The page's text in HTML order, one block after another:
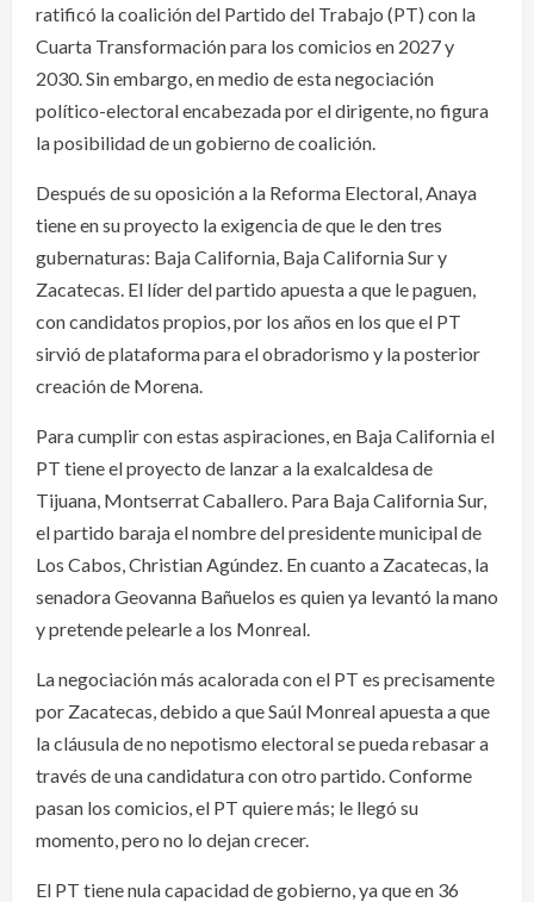
ratificó la coalición del Partido del Trabajo (PT) con la
Cuarta Transformación para los comicios en 2027 y
2030. Sin embargo, en medio de esta negociación
político-electoral encabezada por el dirigente, no figura
la posibilidad de un gobierno de coalición.
Después de su oposición a la Reforma Electoral, Anaya
tiene en su proyecto la exigencia de que le den tres
gubernaturas: Baja California, Baja California Sur y
Zacatecas. El líder del partido apuesta a que le paguen,
con candidatos propios, por los años en los que el PT
sirvió de plataforma para el obradorismo y la posterior
creación de Morena.
Para cumplir con estas aspiraciones, en Baja California el
PT tiene el proyecto de lanzar a la exalcaldesa de
Tijuana, Montserrat Caballero. Para Baja California Sur,
el partido baraja el nombre del presidente municipal de
Los Cabos, Christian Agúndez. En cuanto a Zacatecas, la
senadora Geovanna Bañuelos es quien ya levantó la mano
y pretende pelearle a los Monreal.
La negociación más acalorada con el PT es precisamente
por Zacatecas, debido a que Saúl Monreal apuesta a que
la cláusula de no nepotismo electoral se pueda rebasar a
través de una candidatura con otro partido. Conforme
pasan los comicios, el PT quiere más; le llegó su
momento, pero no lo dejan crecer.
El PT tiene nula capacidad de gobierno, ya que en 36